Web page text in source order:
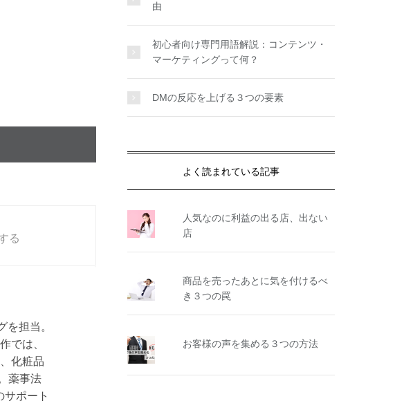
る
担当。
では、
化粧品
薬事法
ポート
由
初心者向け専門用語解説：コンテンツ・
マーケティングって何？
DMの反応を上げる３つの要素
よく読まれている記事
人気なのに利益の出る店、出ない
店
商品を売ったあとに気を付けるべ
き３つの罠
お客様の声を集める３つの方法